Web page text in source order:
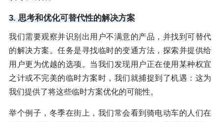
3. 思考和优化可替代性的解决方案
我们需要观察并识别出用户不满意的产品，并找到可替代
的解决方案。任务是寻找临时的变通方法，探索并提供给
用户更为优越的选项。当我们发现用户正在使用某种权宜
之计或不完美的临时方案时，我们就捕捉到了机遇：这为
我们提供了将这些临时方案优化的可能性。
举个例子，冬季在街上，我们常会看到骑电动车的人们在